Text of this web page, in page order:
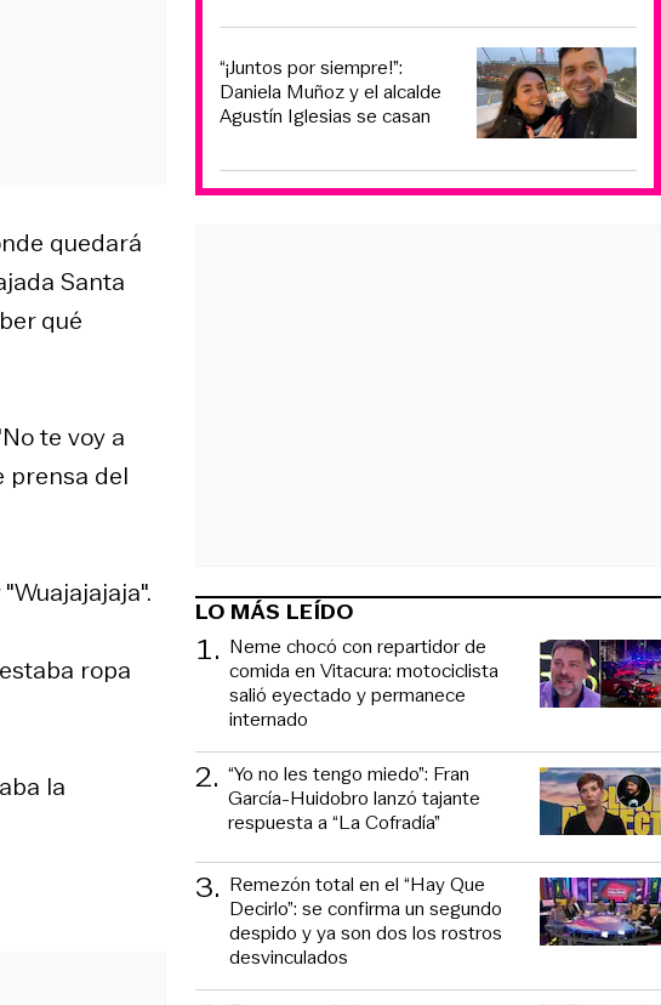
quedará
Santa
qué
te voy a
prensa del
ropa
la
“¡Juntos por siempre!”:
Daniela Muñoz y el alcalde
Agustín Iglesias se casan
LO MÁS LEÍDO
1. Neme chocó con repartidor de
comida en Vitacura: motociclista
salió eyectado y permanece
internado
2. “Yo no les tengo miedo”: Fran
García-Huidobro lanzó tajante
respuesta a “La Cofradía”
3. Remezón total en el “Hay Que
Decirlo”: se confirma un segundo
despido y ya son dos los rostros
desvinculados